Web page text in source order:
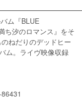
ム『BLUE
ち汐のロマンス』をそ
ねだりのデッドヒー
ム。ライヴ映像収録